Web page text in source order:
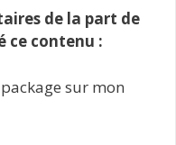
de la part de
ce contenu :
sur mon